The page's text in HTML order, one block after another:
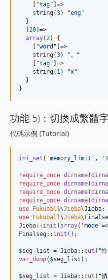
    [
"tag" ]=>
    string(
3) "eng"
  }
  [
20]=>
array( 2) {
    [
"word " ]=>
    string(
3) " 。
"
    [
"tag" ]=>
    string(
1 ) "x"
  }
}
功能 5)：切換成繁體
代碼示例 (Tutorial)
ini_set ( 'memory_limit ' , '
require_once dirname(
require_once dirname(
require_once dirname(
require_once dirname(
use Fukuball\Jieba\Jieba
use Fukuball\Jieba\
Jieba:: init (array( 'mode '=>
Finalseg:: init ();
$seg_list = Jieba:: cut ( "
var_dump( $seg_list );
$seg_list = Jieba:: cut ( "